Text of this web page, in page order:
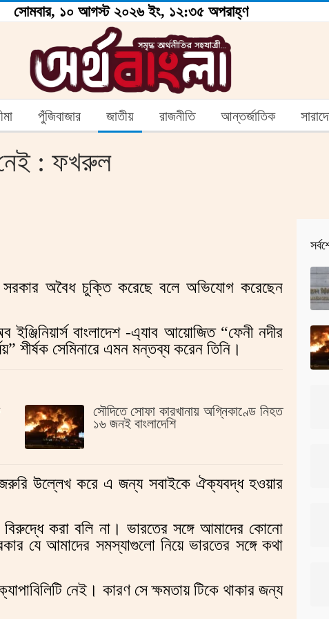
সোমবার, ১০ আগস্ট ২০২৬ ইং, ১২:৩৫ অপরাহ্ণ
পুঁজিবাজার জাতীয় রাজনীতি আন্তর্জাতিক
নেই : ফখরুল
সরকার অবৈধ চুক্তি করেছে বলে অভিযোগ করেছেন
বাংলাদেশ -এ্যাব আয়োজিত “ফেনী নদীর
শীর্ষক সেমিনারে এমন মন্তব্য করেন তিনি।
সৌদিতে সোফা কারখানায় অগ্নিকাণ্ডে নিহত
১৬ জনই বাংলাদেশি
উল্লেখ করে এ জন্য সবাইকে ঐক্যবদ্ধ হওয়ার
করা বলি না। ভারতের সঙ্গে আমাদের কোনো
যে আমাদের সমস্যাগুলো নিয়ে ভারতের সঙ্গে কথা
নেই। কারণ সে ক্ষমতায় টিকে থাকার জন্য